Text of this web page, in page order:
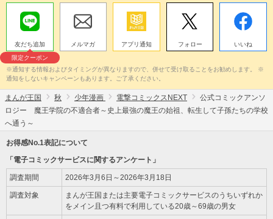
友だち追加
限定クーポン
メルマガ アプリ通知 フォロー いいね
※通知する情報およびタイミングが異なりますので、併せて受け取ることをお勧めします。 ※
通知をしないキャンペーンもあります。ご了承ください。
まんが王国 秋 少年漫画 電撃コミックスNEXT
公式コミックアンソ
ロジー 魔王学院の不適合者～史上最強の魔王の始祖、転生して子孫たちの学校
へ通う～
お得感No.1表記について
「電子コミックサービスに関するアンケート」
調査期間 2026年3月6日～2026年3月18日
調査対象
まんが王国または主要電子コミックサービスのうちいずれか
をメイン且つ有料で利用している20歳～69歳の男女